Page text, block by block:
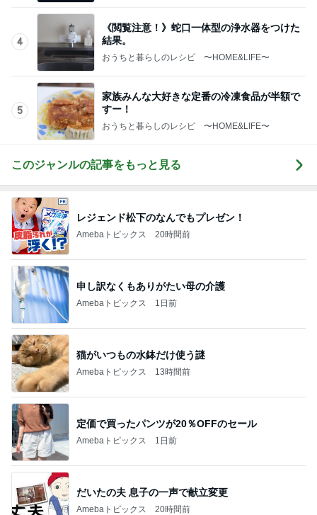
4
《閲覧注意！》蛇口一体型の浄水器をつけた
結果。
おうちと暮らしのレシピ 〜HOME&LIFE〜
5
家族みんな大好きな定番の冷凍食品が半額で
すー！
おうちと暮らしのレシピ 〜HOME&LIFE〜
このジャンルの記事をもっと見る
レジェンド松下のなんでもプレゼン！
Amebaトピックス 20時間前
申し訳なくもありがたい母の介護
Amebaトピックス 1日前
猫がいつもの水鉢だけ使う謎
Amebaトピックス 13時間前
定価で買ったパンツが20％OFFのセール
Amebaトピックス 1日前
だいたの夫 息子の一声で献立変更
Amebaトピックス 20時間前